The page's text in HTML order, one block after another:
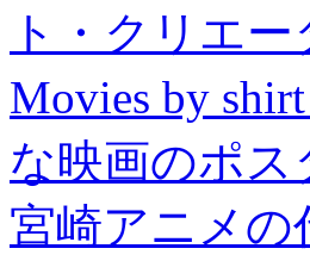
ト・クリエ
Movies by
な映画のポス
宮崎アニメ